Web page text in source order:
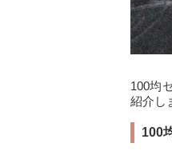
100均
紹介し
100